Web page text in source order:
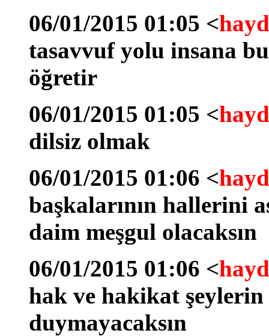
06/01/2015 01:05 <
tasavvuf yolu insana
öğretir
06/01/2015 01:05 <
dilsiz olmak
06/01/2015 01:06 <
başkalarının hallerini
daim meşgul olacaksın
06/01/2015 01:06 <
hak ve hakikat şeylerin
duymayacaksın